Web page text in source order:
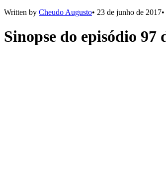
Written by Cheudo Augusto• 23 de junho de 2017•
Sinopse do episódio